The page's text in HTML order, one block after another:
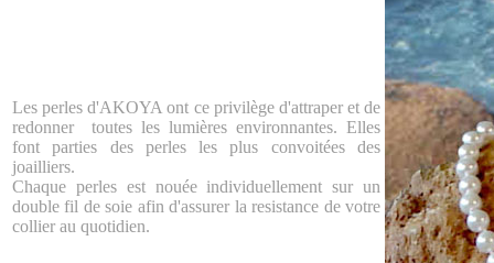
Les perles d'AKOYA ont ce privilège d'attraper et de
redonner toutes les lumières environnantes. Elles
font parties des perles les plus convoitées des
joailliers.
Chaque perles est nouée individuellement sur un
double fil de soie afin d'assurer la resistance de votre
collier au quotidien.